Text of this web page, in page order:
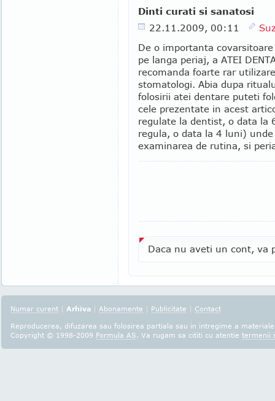
Dinti curati si sanatosi
22.11.2009, 00:11
De o importanta
pe langa periaj, a ATEI
recomanda foarte rar
stomatologi. Abia dupa
folosirii atei dentare puteti
cele prezentate in acest
regulate la dentist, o data la
regula, o data la 4 luni)
examinarea de rutina, si
Daca nu aveti un cont, va
Numar curent | Arhiva | Abonamente | Publicitate | Contact
Reproducerea, difuzarea sau folosirea partiala sau in intregime a
Copyright © 1998-2009 Formula AS. Va rugam sa cititi cu atentie termenii